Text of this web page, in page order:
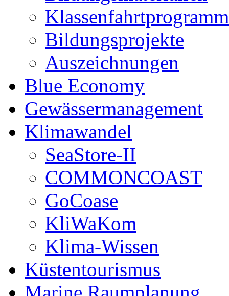
Klassenfahrtprogramm
Bildungsprojekte
Auszeichnungen
Blue Economy
Gewässermanagement
Klimawandel
SeaStore-II
COMMONCOAST
GoCoase
KliWaKom
Klima-Wissen
Küstentourismus